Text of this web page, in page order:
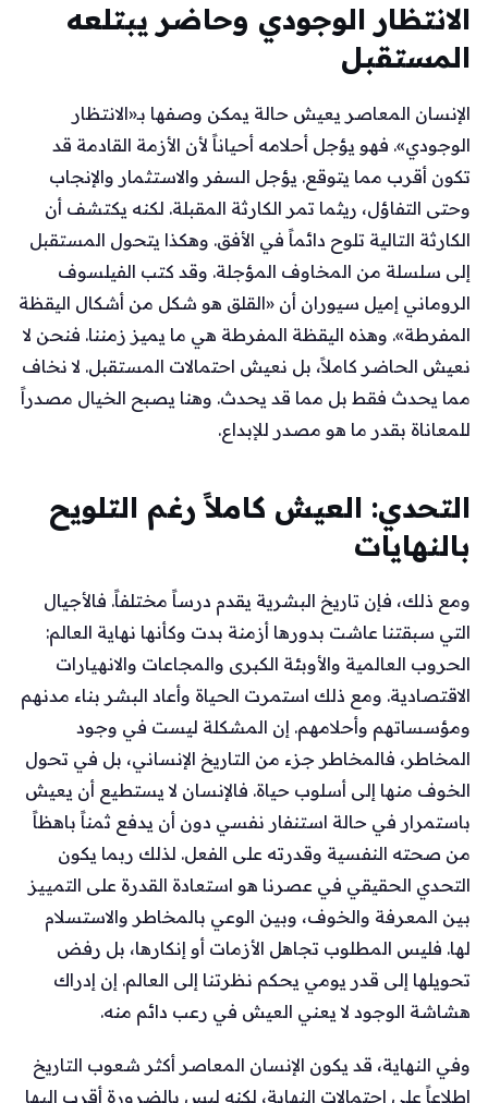
الانتظار الوجودي وحاضر يبتلعه
المستقبل
الإنسان المعاصر يعيش حالة يمكن وصفها بـ«الانتظار
الوجودي». فهو يؤجل أحلامه أحياناً لأن الأزمة القادمة قد
تكون أقرب مما يتوقع. يؤجل السفر والاستثمار والإنجاب
وحتى التفاؤل، ريثما تمر الكارثة المقبلة. لكنه يكتشف أن
الكارثة التالية تلوح دائماً في الأفق. وهكذا يتحول المستقبل
إلى سلسلة من المخاوف المؤجلة. وقد كتب الفيلسوف
الروماني إميل سيوران أن «القلق هو شكل من أشكال اليقظة
المفرطة». وهذه اليقظة المفرطة هي ما يميز زمننا. فنحن لا
نعيش الحاضر كاملاً، بل نعيش احتمالات المستقبل. لا نخاف
مما يحدث فقط بل مما قد يحدث. وهنا يصبح الخيال مصدراً
للمعاناة بقدر ما هو مصدر للإبداع.
التحدي: العيش كاملاً رغم التلويح
بالنهايات
ومع ذلك، فإن تاريخ البشرية يقدم درساً مختلفاً. فالأجيال
التي سبقتنا عاشت بدورها أزمنة بدت وكأنها نهاية العالم:
الحروب العالمية والأوبئة الكبرى والمجاعات والانهيارات
الاقتصادية. ومع ذلك استمرت الحياة وأعاد البشر بناء مدنهم
ومؤسساتهم وأحلامهم. إن المشكلة ليست في وجود
المخاطر، فالمخاطر جزء من التاريخ الإنساني، بل في تحول
الخوف منها إلى أسلوب حياة. فالإنسان لا يستطيع أن يعيش
باستمرار في حالة استنفار نفسي دون أن يدفع ثمناً باهظاً
من صحته النفسية وقدرته على الفعل. لذلك ربما يكون
التحدي الحقيقي في عصرنا هو استعادة القدرة على التمييز
بين المعرفة والخوف، وبين الوعي بالمخاطر والاستسلام
لها. فليس المطلوب تجاهل الأزمات أو إنكارها، بل رفض
تحويلها إلى قدر يومي يحكم نظرتنا إلى العالم. إن إدراك
هشاشة الوجود لا يعني العيش في رعب دائم منه.
وفي النهاية، قد يكون الإنسان المعاصر أكثر شعوب التاريخ
اطلاعاً على احتمالات النهاية، لكنه ليس بالضرورة أقرب إليها